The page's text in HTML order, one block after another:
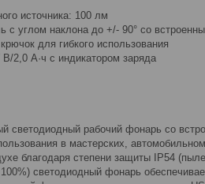
источника: 100 лм
с углом наклона до +/- 90° со
для гибкого использования
2,0 А·ч с индикатором заряда
светодиодный рабочий фонарь со
в мастерских,
благодаря степени защиты IP54
100%) светодиодный фонарь